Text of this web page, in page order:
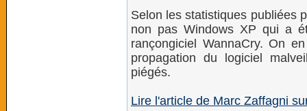
Selon les statistiques publiées
non pas Windows XP qui a
rançongiciel WannaCry. On
propagation du logiciel
piégés.
Lire l'article de Marc Zaffagni